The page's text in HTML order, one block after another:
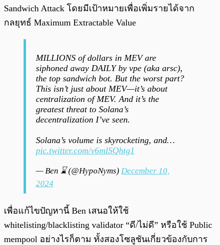
Sandwich Attack โดยมีเป้าหมายเพื่อเพิ่มรายได้จาก
กลยุทธ์ Maximum Extractable Value
MILLIONS of dollars in MEV are
siphoned away DAILY by vpe (aka arsc),
the top sandwich bot. But the worst part?
This isn’t just about MEV—it’s about
centralization of MEV. And it’s the
greatest threat to Solana’s
decentralization I’ve seen.
Solana’s volume is skyrocketing, and…
pic.twitter.com/v6mlSQhtg1
— Ben ⌛ (@HypoNyms) December 10,
2024
เพื่อแก้ไขปัญหานี้ Ben เสนอให้ใช้
whitelisting/blacklisting validator “ดี/ไม่ดี” หรือใช้ Public
mempool อย่างไรก็ตาม ทั้งสองโซลูชันเกี่ยวข้องกับการ